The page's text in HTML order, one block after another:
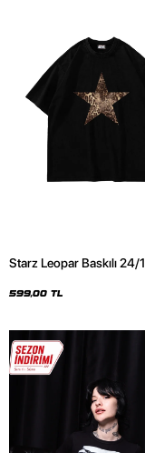
Starz Leopar Baskılı 24/1
599,00 TL